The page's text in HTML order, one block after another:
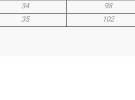
98
34
102
35